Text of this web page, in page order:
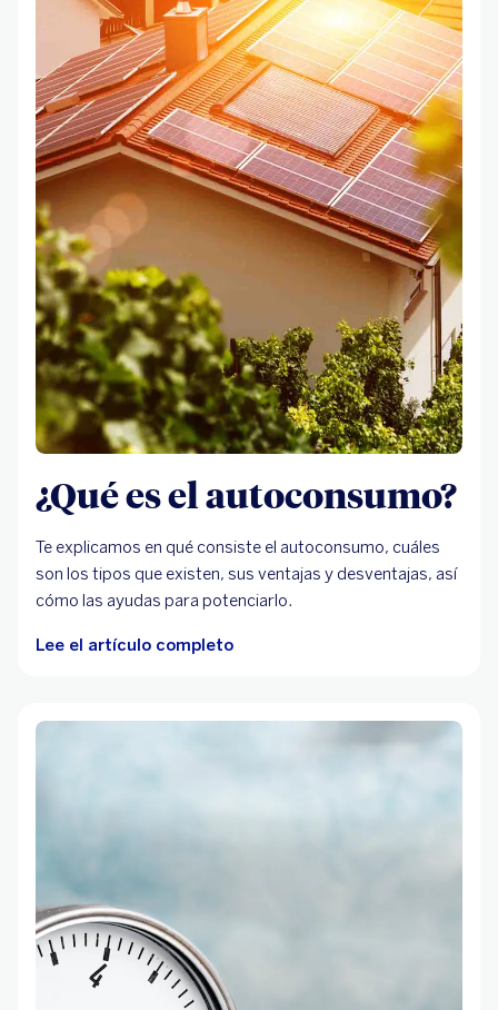
¿Qué es el autoconsumo?
Te explicamos en qué consiste el autoconsumo, cuáles
son los tipos que existen, sus ventajas y desventajas, así
cómo las ayudas para potenciarlo.
Lee el artículo completo